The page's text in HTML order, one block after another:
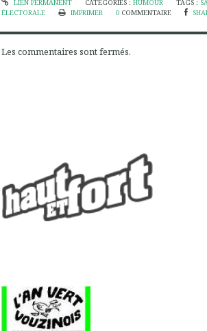
LIEN PERMANENT CATÉGORIES : HUMOUR TAGS :
ÉLECTORALE
IMPRIMER 0 COMMENTAIRE
Les commentaires sont fermés.